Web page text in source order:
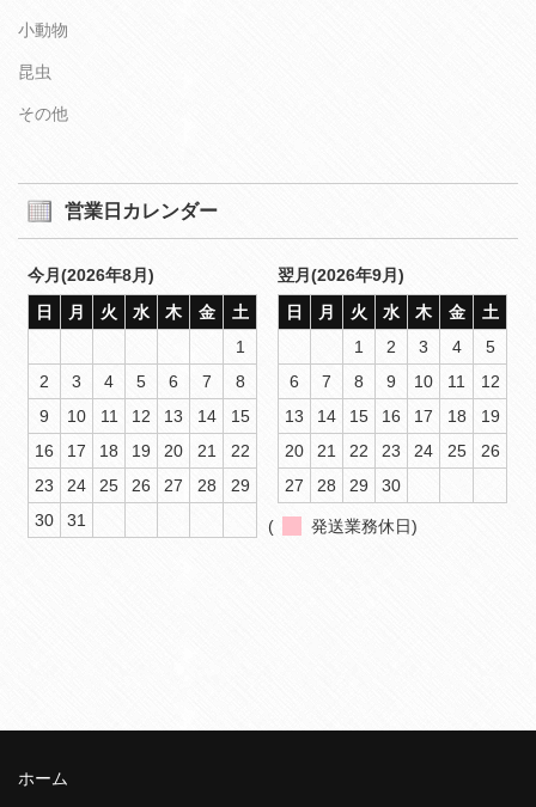
小動物
昆虫
その他
営業日カレンダー
今月(2026年8月)
日
月 火 水 木 金
土
1
2
3 4 5 6 7
8
9
10 11 12 13 14
15
16
17 18 19 20 21
22
23
24 25 26 27 28
29
30
31
翌月(2026年9月)
日
月 火 水 木 金
土
1
2 3 4
5
6
7 8 9 10 11
12
13
14 15 16 17 18
19
20
21 22 23 24 25
26
27
28 29 30
( 発送業務休日)
ホーム